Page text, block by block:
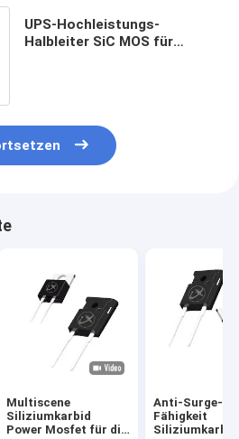
UPS-Hochleistungs-
Halbleiter SiC MOS für
Multiscene
Siliziumkarbid
Power Mosfet für die
Anti-Surge-
Fähigkeit